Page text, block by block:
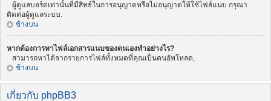
ผู้ดูแลบอร์ดเท่านั้นที่มีสิทธ์ในการอนุญาตหรือไม่อนุญาตให้ใช้ไฟล์แนบ กรุณา
ติดต่อผู้ดูแลระบบ.
ข้างบน
หากต้องการหาไฟล์เอกสารแนบของตนเองทำอย่างไร?
สามารถหาได้จากรายการไฟล์ทั้งหมดที่คุณเป็นคนอัพโหลด,
ข้างบน
เกี่ยวกับ phpBB3